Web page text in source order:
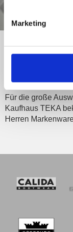
Marketing
Für die große
Kaufhaus TEKA
Herren